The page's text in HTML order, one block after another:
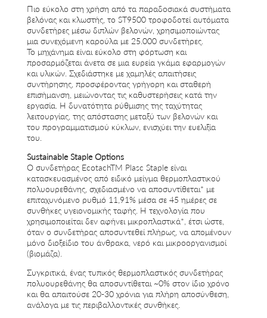
Πιο εύκολο στη χρήση από τα παραδοσιακά συστήματα
βελόνας και κλωστής, το ST9500 τροφοδοτεί αυτόματα
συνδετήρες μέσω διπλών βελονών, χρησιμοποιώντας
μια συνεχόμενη καρούλα με 25.000 συνδετήρες.
Το μηχάνημα είναι εύκολο στη φόρτωση και
προσαρμόζεται άνετα σε μια ευρεία γκάμα εφαρμογών
και υλικών. Σχεδιάστηκε με χαμηλές απαιτήσεις
συντήρησης, προσφέροντας γρήγορη και σταθερή
επισήμανση, μειώνοντας τις καθυστερήσεις κατά την
εργασία. Η δυνατότητα ρύθμισης της ταχύτητας
λειτουργίας, της απόστασης μεταξύ των βελονών και
του προγραμματισμού κύκλων, ενισχύει την ευελιξία
του.
Sustainable Staple Options
Ο συνδετήρας EcotachTM Plasc Staple είναι
κατασκευασμένος από ειδικό μείγμα θερμοπλαστικού
πολυουρεθάνης, σχεδιασμένο να αποσυντίθεται* με
επιταχυνόμενο ρυθμό 11,91% μέσα σε 45 ημέρες σε
συνθήκες υγειονομικής ταφής. Η τεχνολογία που
χρησιμοποιείται δεν αφήνει μικροπλαστικά*, έτσι ώστε,
όταν ο συνδετήρας αποσυντεθεί πλήρως, να απομένουν
μόνο διοξείδιο του άνθρακα, νερό και μικροοργανισμοί
(βιομάζα).
Συγκριτικά, ένας τυπικός θερμοπλαστικός συνδετήρας
πολυουρεθάνης θα αποσυντίθεται ~0% στον ίδιο χρόνο
και θα απαιτούσε 20-30 χρόνια για πλήρη αποσύνθεση,
ανάλογα με τις περιβαλλοντικές συνθήκες.